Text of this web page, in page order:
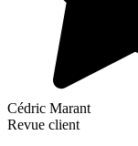
Cédric Marant
Revue client